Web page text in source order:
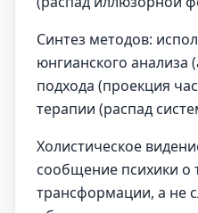
Синтез методов:
юнгианского анализа
подхода (проекция
терапии (распад
Холистическое
сообщение психики о
трансформации, а не